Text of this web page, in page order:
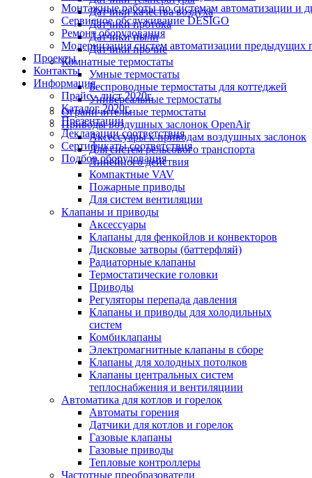
Монтажные работы по системам автоматизации и
Сервисное обслуживание DESIGO
Ремонт оборудования
Модернизация систем автоматизации
Проекты
Контакты
Информация
Прайс - лист 2020г.
Каталог 2020г.
Презентации
Декларации соответствия
Сертификаты соответствия
Подбор оборудования
Датчики качества воздуха
Датчики протока
Датчики пыли
Датчики прочие
Комнатные термостаты
Умные термостаты
Беспроводные термостаты для коттеджей
Универсальные термостаты
Ограничительные термостаты
Приводы воздушных заслонок OpenAir
Аксессуары к приводам воздушных заслонок
Для систем рельсового транспорта
Линейного действия
Компактные VAV
Пожарные приводы
Для систем вентиляции
Клапаны и приводы
Аксессуары
Клапаны для фенкойлов и конвекторов
Дисковые затворы (баттерфляй)
Радиаторные клапаны
Термостатические головки
Приводы
Регуляторы перепада давления
Клапаны и приводы для холодильных
систем
Комбиклапаны
Электромагнитные клапаны в сборе
Клапаны для холодных потолков
Клапаны центральных систем
теплоснабжения и вентиляциии
Автоматика для котлов и горелок
Автоматы горения
Датчики для котлов и горелок
Газовые клапаны
Газовые приводы
Тепловые контроллеры
Частотные преобразователи